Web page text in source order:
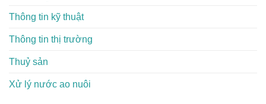
Thông tin kỹ thuật
Thông tin thị trường
Thuỷ sản
Xử lý nước ao nuôi